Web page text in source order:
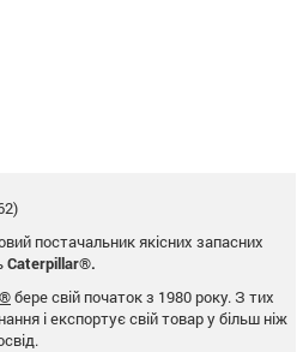
постачальник якісних запасних
Caterpillar®.
бере свій початок з 1980 року. З тих
і експортує свій товар у більш ніж